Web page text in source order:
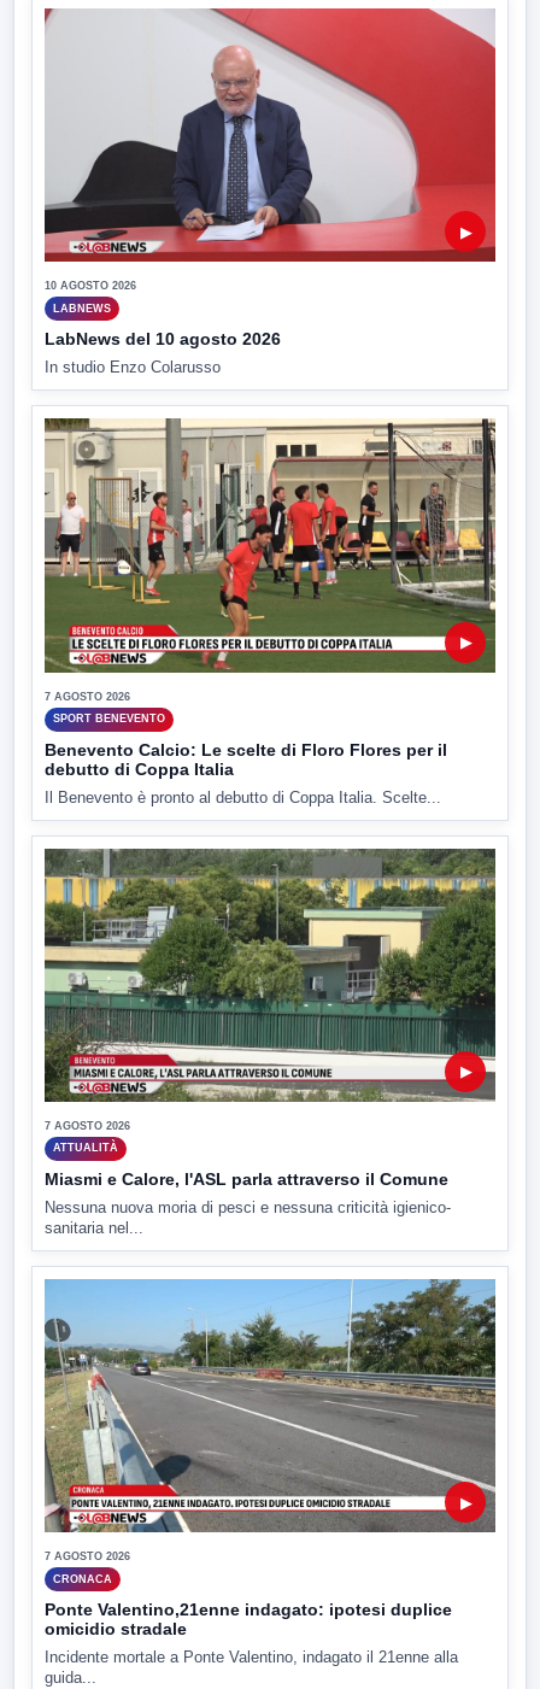
▶
10 AGOSTO 2026
LABNEWS
LabNews del 10 agosto 2026
In studio Enzo Colarusso
▶
7 AGOSTO 2026
SPORT BENEVENTO
Benevento Calcio: Le scelte di Floro Flores per il
debutto di Coppa Italia
Il Benevento è pronto al debutto di Coppa Italia. Scelte...
▶
7 AGOSTO 2026
ATTUALITÀ
Miasmi e Calore, l'ASL parla attraverso il Comune
Nessuna nuova moria di pesci e nessuna criticità igienico-
sanitaria nel...
▶
7 AGOSTO 2026
CRONACA
Ponte Valentino,21enne indagato: ipotesi duplice
omicidio stradale
Incidente mortale a Ponte Valentino, indagato il 21enne alla
guida...